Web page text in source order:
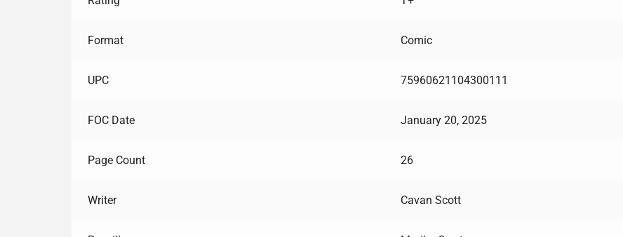
Format Comic
UPC 75960621104300111
FOC Date January 20, 2025
Page Count 26
Writer Cavan Scott